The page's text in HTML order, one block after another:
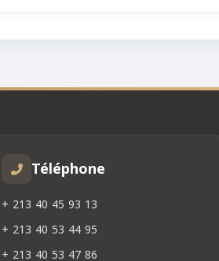
Téléphone
+ 213 40 45 93 13
+ 213 40 53 44 95
+ 213 40 53 47 86